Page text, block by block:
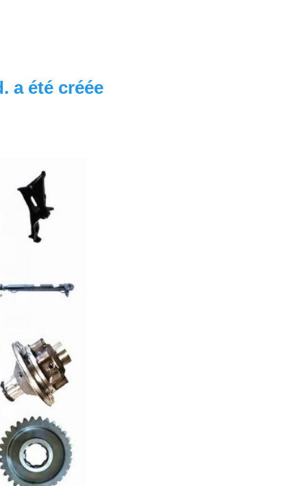
a été créée